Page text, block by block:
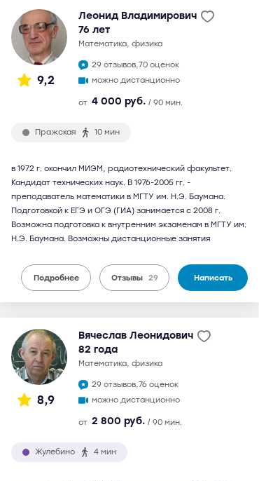
9,2
Леонид Владимирович
76 лет
математика, физика
29 отзывов,70 оценок
можно дистанционно
от 4 000 руб. / 90 мин.
Пражская 10 мин
в 1972 г. окончил МИЭМ, радиотехнический факультет.
Кандидат технических наук. В 1976-2005 гг. -
преподаватель математики в МГТУ им. Н.Э. Баумана.
Подготовкой к ЕГЭ и ОГЭ (ГИА) занимается с 2008 г.
Возможна подготовка к внутренним экзаменам в МГТУ им.
Н.Э. Баумана. Возможны дистанционные занятия
Подробнее Отзывы 29 Написать
8,9
Вячеслав Леонидович
82 года
математика, физика
29 отзывов,76 оценок
можно дистанционно
от 2 800 руб. / 90 мин.
Жулебино 4 мин